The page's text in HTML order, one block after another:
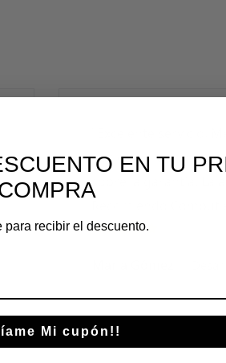
"Excelente servicio.
opción para mi
sobre la garantía. La
relacionados
EN TU
para recibir el descuento.
Mi cupón!!